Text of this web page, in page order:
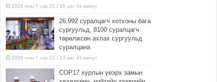
2026 оны 7 сар 21 / 16 цаг 34 минут
26,992 суралцагч хотхоны бага
сургуульд, 8100 суралцагч
төрөлжсөн ахлах сургуульд
суралцана
2026 оны 7 сар 21 / 13 цаг 43 минут
COP17 хурлын үеэрх замын